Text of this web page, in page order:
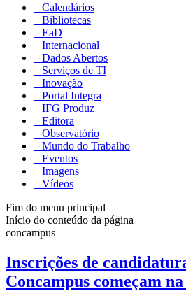
Calendários
Bibliotecas
EaD
Internacional
Dados Abertos
Serviços de TI
Inovação
Portal Integra
IFG Produz
Editora
Observatório
Mundo do Trabalho
Eventos
Imagens
Vídeos
Fim do menu principal
Início do conteúdo da página
concampus
Inscrições de
Concampus começam